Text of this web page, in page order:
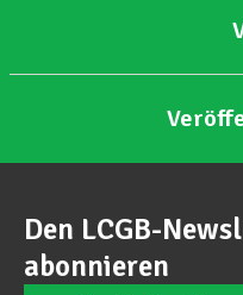
Den LCGB-
abonnieren